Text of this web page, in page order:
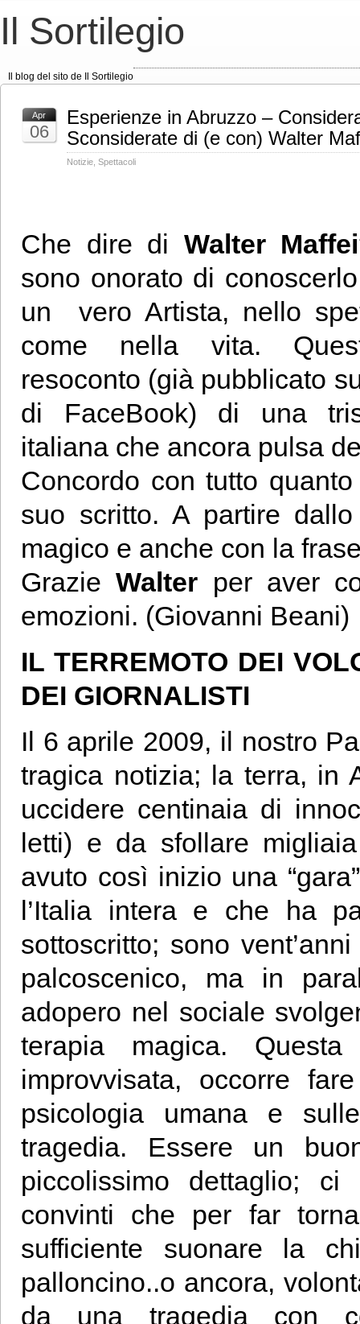
Il Sortilegio
Il blog del sito de Il Sortilegio
Apr
06
Esperienze in Abruzzo –
Sconsiderate di (e con) Walter
Notizie Spettacoli
Che dire di Walter Maffei
sono onorato di
un vero Artista, nello
come nella vita.
resoconto (già pubblicato
di FaceBook) di una
italiana che ancora pulsa
Concordo con tutto
suo scritto. A partire dallo
magico e anche con la
GrazieWalter per aver
emozioni. (Giovanni Beani)
IL TERREMOTO DEI
DEI GIORNALISTI
Il 6 aprile 2009, il nostro
tragica notizia; la terra, in
uccidere centinaia di
letti) e da sfollare
avuto così inizio una
l’Italia intera e che ha
sottoscritto; sono
palcoscenico, ma in
adopero nel sociale
terapia magica.
improvvisata, occorre
psicologia umana e
tragedia. Essere un
piccolissimo dettaglio;
convinti che per far
sufficiente suonare la
palloncino..o ancora,
da una tragedia con